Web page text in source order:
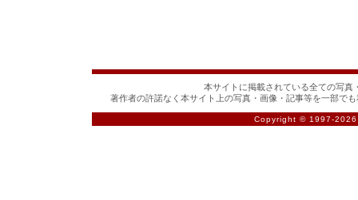
本サイトに掲載されている全ての写真
著作者の許諾なく本サイト上の写真・画像・記事等を一部で
Copyright © 1997-